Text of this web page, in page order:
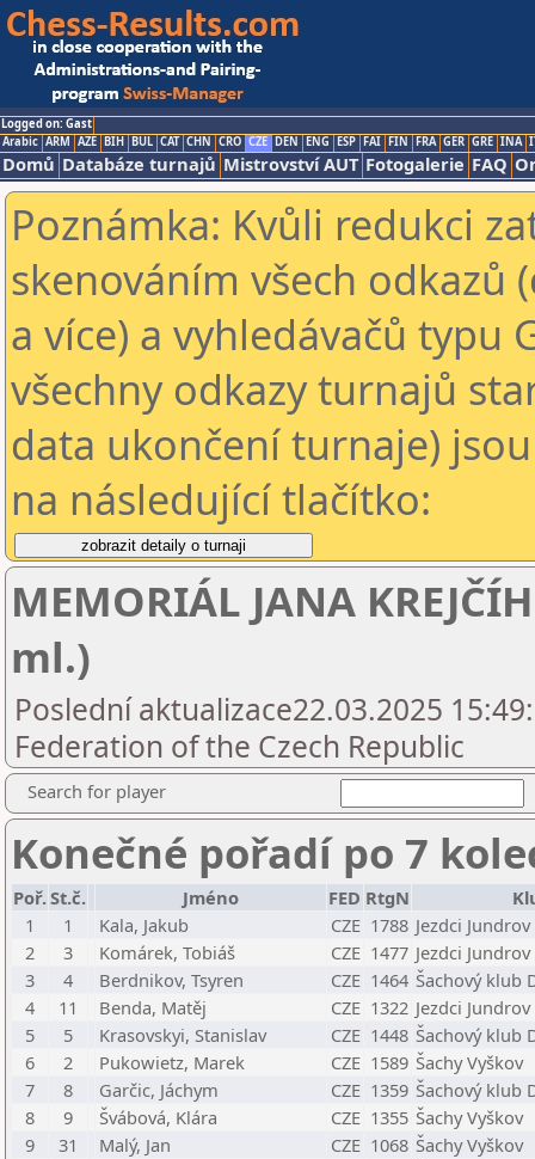
Logged on: Gast
Arabic ARM AZE BIH BUL CAT CHN CRO CZE DEN ENG ESP FAI FIN FRA GER GRE INA
Domů Databáze turnajů Mistrovství AUT Fotogalerie FAQ
Poznámka: Kvůli redukci
skenováním všech odkazů
a více) a vyhledávačů typu
všechny odkazy turnajů
data ukončení turnaje)
na následující tlačítko:
MEMORIÁL JANA
ml.)
Poslední aktualizace22.03.2025
Federation of the Czech Republic
Search for player
Konečné pořadí po 7
Poř.St.č. Jméno FED RtgN
1
1 Kala, Jakub CZE 1788 Jezdci Jundrov
2
3 Komárek, Tobiáš CZE 1477 Jezdci Jundrov
3
4 Berdnikov, Tsyren CZE 1464 Šachový klub
4
11 Benda, Matěj CZE 1322 Jezdci Jundrov
5
5 Krasovskyi, Stanislav CZE 1448 Šachový klub
6
2 Pukowietz, Marek CZE 1589 Šachy Vyškov
7
8 Garčic, Jáchym CZE 1359 Šachový klub
8
9 Švábová, Klára CZE 1355 Šachy Vyškov
9
31 Malý, Jan CZE 1068 Šachy Vyškov